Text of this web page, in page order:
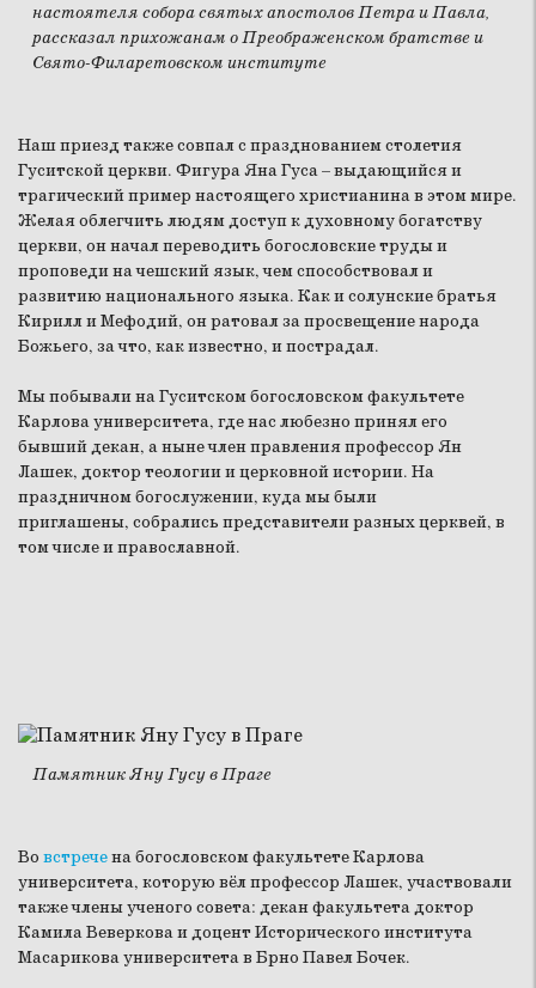
настоятеля собора святых апостолов Петра и Павла,
рассказал прихожанам о Преображенском братстве и
Свято-Филаретовском институте
Наш приезд также совпал с празднованием столетия
Гуситской церкви. Фигура Яна Гуса – выдающийся и
трагический пример настоящего христианина в этом мире.
Желая облегчить людям доступ к духовному богатству
церкви, он начал переводить богословские труды и
проповеди на чешский язык, чем способствовал и
развитию национального языка. Как и солунские братья
Кирилл и Мефодий, он ратовал за просвещение народа
Божьего, за что, как известно, и пострадал.
Мы побывали на Гуситском богословском факультете
Карлова университета, где нас любезно принял его
бывший декан, а ныне член правления профессор Ян
Лашек, доктор теологии и церковной истории. На
праздничном богослужении, куда мы были
приглашены, собрались представители разных церквей, в
том числе и православной.
Памятник Яну Гусу в Праге
Во встречена богословском факультете Карлова
университета, которую вёл профессор Лашек, участвовали
также члены ученого совета: декан факультета доктор
Камила Веверкова и доцент Исторического института
Масарикова университета в Брно Павел Бочек.